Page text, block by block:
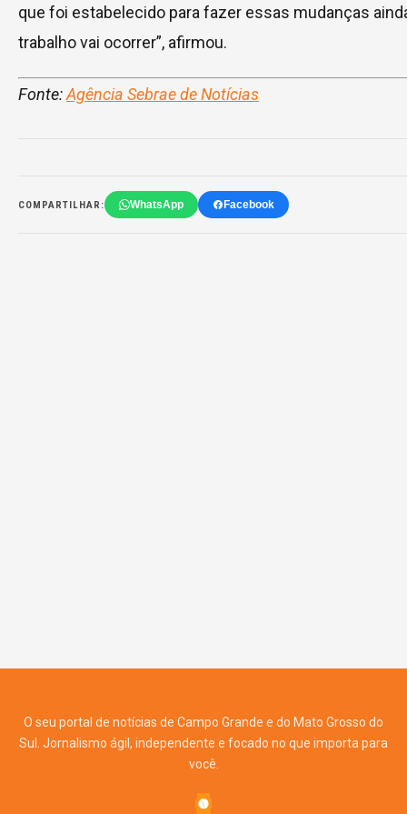
que foi estabelecido para fazer essas mudanças
trabalho vai ocorrer”, afirmou.
Fonte:Agência Sebrae de Notícias
COMPARTILHAR: WhatsApp Facebook
O seu portal de notícias de Campo Grande e do Mato Grosso do
Sul. Jornalismo ágil, independente e focado no que importa para
você.